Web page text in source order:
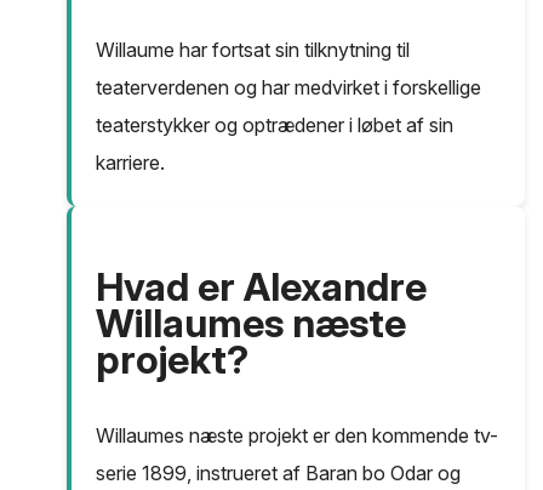
Willaume har fortsat sin tilknytning til
teaterverdenen og har medvirket i forskellige
teaterstykker og optrædener i løbet af sin
karriere.
Hvad er Alexandre
Willaumes næste
projekt?
Willaumes næste projekt er den kommende tv-
serie 1899, instrueret af Baran bo Odar og